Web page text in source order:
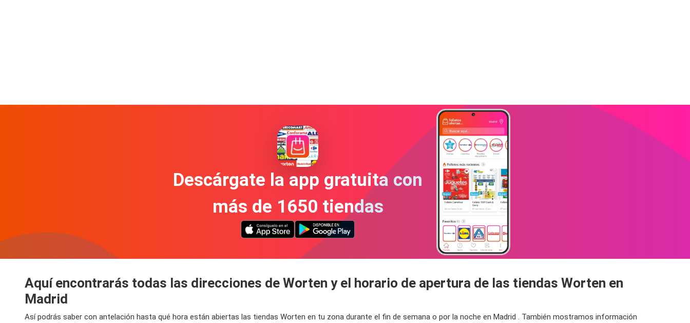
Descárgate la app gratuita con
más de 1650 tiendas
Aquí encontrarás todas las direcciones de Worten y el horario de apertura de las tiendas Worten en
Madrid
Así podrás saber con antelación hasta qué hora están abiertas las tiendas Worten en tu zona durante el fin de semana o por la noche en Madrid . También mostramos información